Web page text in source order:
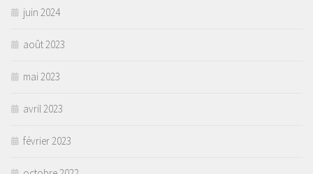
juin 2024
août 2023
mai 2023
avril 2023
février 2023